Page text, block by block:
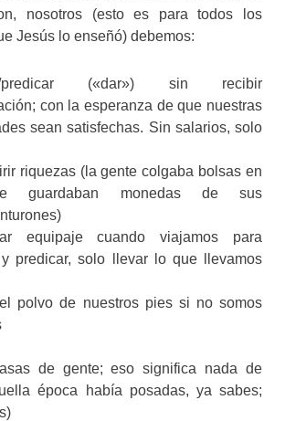
nosotros (esto es para todos los
Jesús lo enseñó) debemos:
predicar («dar») sin recibir
con la esperanza de que nuestras
sean satisfechas. Sin salarios, solo
riquezas (la gente colgaba bolsas en
guardaban monedas de sus
equipaje cuando viajamos para
predicar, solo llevar lo que llevamos
polvo de nuestros pies si no somos
de gente; eso significa nada de
época había posadas, ya sabes;